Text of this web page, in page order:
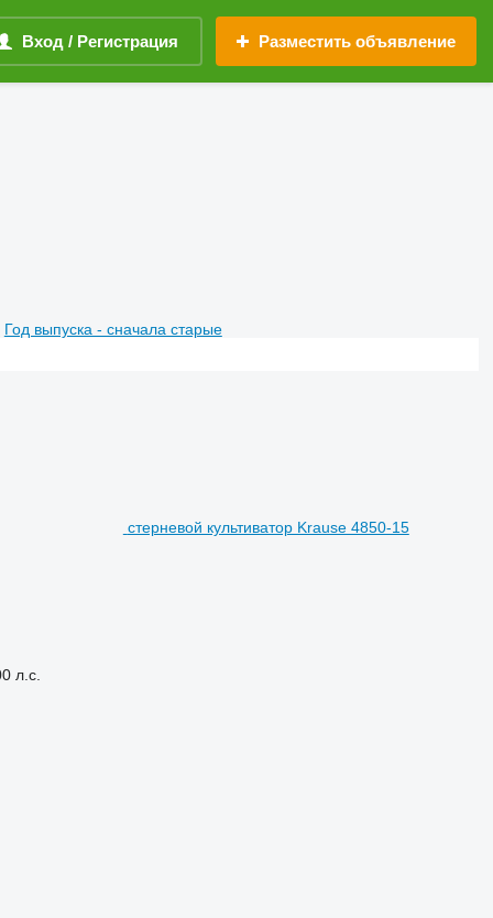
Вход / Регистрация Разместить объявление
Год выпуска - сначала старые
стерневой культиватор Krause 4850-15
л.с.